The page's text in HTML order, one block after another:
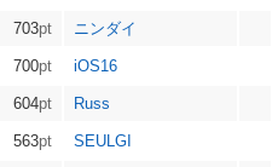
703pt ニンダイ
700pt iOS16
604pt Russ
563pt SEULGI